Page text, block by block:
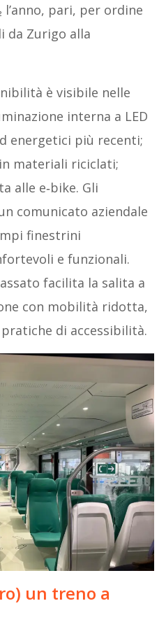
l’anno, pari, per ordine
da Zurigo alla
è visibile nelle
interna a LED
energetici più recenti;
materiali riciclati;
alle e‑bike. Gli
comunicato aziendale
finestrini
e funzionali.
facilita la salita a
con mobilità ridotta,
di accessibilità.
un treno a